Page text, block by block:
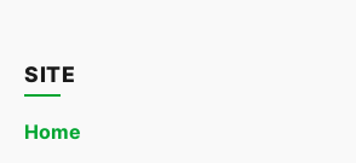
SITE
Home